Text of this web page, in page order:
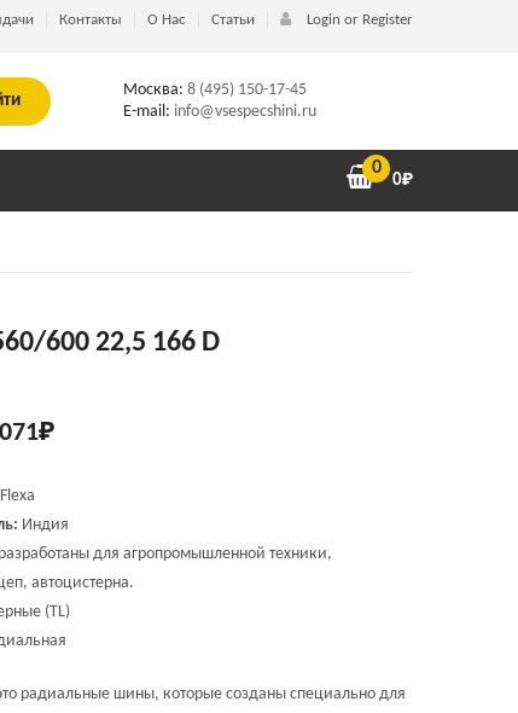
Контакты О Нас Статьи Login or Register
Москва: 8 (495) 150-17-45
E-mail: info@vsespecshini.ru
0
0₽
600 22,5 166 D
₽
Индия
для агропромышленной техники,
автоцистерна.
(TL)
радиальные шины, которые созданы специально для